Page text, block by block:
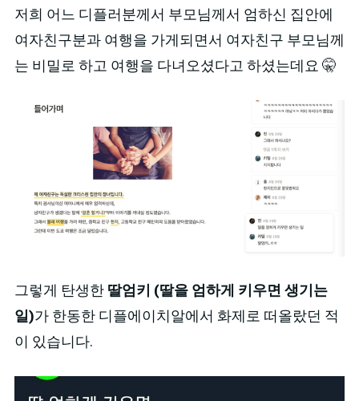
저희 어느 디플러분께서 부모님께서 엄하신 집안에
여자친구분과 여행을 가게되면서 여자친구 부모님께
는 비밀로 하고 여행을 다녀오셨다고 하셨는데요 🤫
그렇게 탄생한 딸엄키 (딸을 엄하게 키우면 생기는
일)가 한동한 디플에이치알에서 화제로 떠올랐던 적
이 있습니다.